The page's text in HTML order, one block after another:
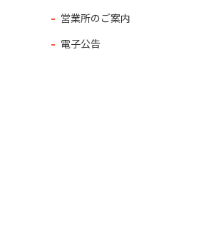
営業所のご案内
電子公告